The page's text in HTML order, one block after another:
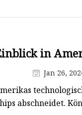
in
Jan 26,
abschneidet.